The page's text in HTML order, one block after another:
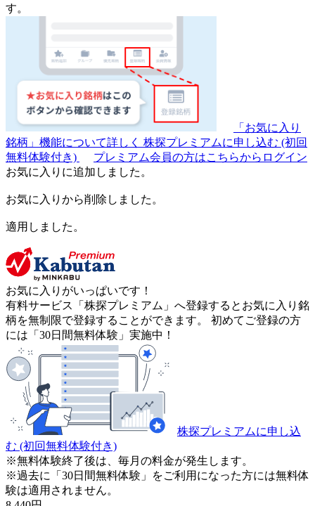
す。
「お気に入り
銘柄」機能について詳しく 株探プレミアムに申し込む (初回
無料体験付き)
プレミアム会員の方はこちらからログイン
お気に入りに追加しました。
お気に入りから削除しました。
適用しました。
お気に入りがいっぱいです！
有料サービス「株探プレミアム」へ登録するとお気に入り銘
柄を無制限で登録することができます。 初めてご登録の方
には「30日間無料体験」実施中！
株探プレミアムに申し込
む (初回無料体験付き)
※無料体験終了後は、毎月の料金が発生します。
※過去に「30日間無料体験」をご利用になった方には無料体
験は適用されません。